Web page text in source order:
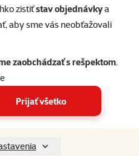
zistiťstav objednávkya
aby sme vás neobťažovali
zaobchádzať s rešpektom.
Prijať všetko